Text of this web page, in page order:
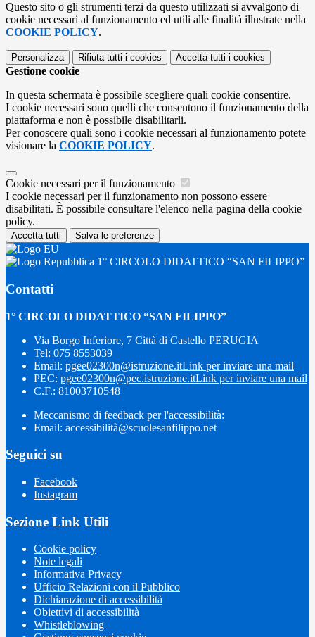
Questo sito o gli strumenti terzi da questo utilizzati si avvalgono di
cookie necessari al funzionamento ed utili alle finalità illustrate nella
COOKIE POLICY.
Personalizza Rifiuta tutti i cookies Accetta tutti i cookies
Gestione cookie
In questa schermata è possibile scegliere quali cookie consentire.
I cookie necessari sono quelli che consentono il funzionamento della
piattaforma e non è possibile disabilitarli.
Per conoscere quali sono i cookie necessari al funzionamento potete
visionare la COOKIE POLICY.
Cookie necessari per il funzionamento
I cookie necessari per il funzionamento non possono essere
disabilitati. È possibile consultare l'elenco nella pagina della cookie
policy.
Accetta tutti Salva le preferenze
1° CIRCOLO DIDATTICO “SAN FILIPPO”
Contatti
1° CIRCOLO DIDATTICO “SAN FILIPPO”
Via Borgo Inferiore, 7 Città di Castello PERUGIA
Tel: 075 8553039
Email: pgee02300n@istruzione.itLink per inviare una mail
PEC: pgee02300n@pec.istruzione.itLink per inviare una mail
C.F.: 81003710548
Meccanismo di feedback per l'accessibilità:
Email: accessibilità@scuolesanfilippo.net
Seguici su
Facebook
Instagram
Sezione Link Utili
Cookie policy
Note legali
Informativa Privacy
Ufficio Relazioni con il Pubblico
Dichiarazione di accessibilità
Obiettivi di accessibilità
Whistleblowing